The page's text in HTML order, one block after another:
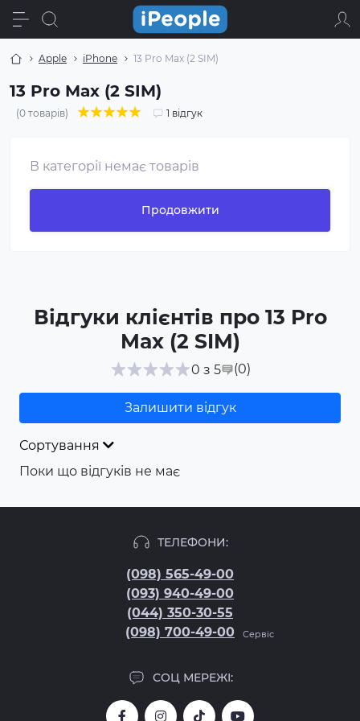
Apple іPhone 13 Pro Max (2 SIM)
13 Pro Max (2 SIM)
(0 товарів) 1 відгук
В категорії немає товарів
Продовжити
Відгуки клієнтів про 13 Pro
Max (2 SIM)
0 з 5 (0)
Залишити відгук
Сортування
Поки що відгуків не має
ТЕЛЕФОНИ:
(098) 565-49-00
(093) 940-49-00
(044) 350-30-55
(098) 700-49-00
Сервіс
СОЦ МЕРЕЖІ: